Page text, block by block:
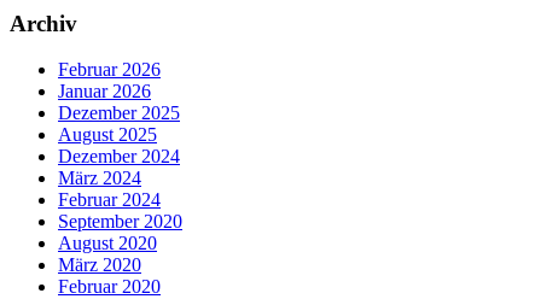
Archiv
Februar 2026
Januar 2026
Dezember 2025
August 2025
Dezember 2024
März 2024
Februar 2024
September 2020
August 2020
März 2020
Februar 2020